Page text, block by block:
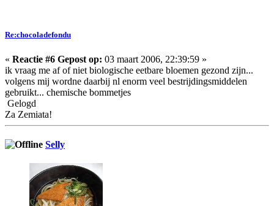
Re:chocoladefondu
« Reactie #6 Gepost op: 03 maart 2006, 22:39:59 »
ik vraag me af of niet biologische eetbare bloemen gezond zijn...
volgens mij wordne daarbij nl enorm veel bestrijdingsmiddelen
gebruikt... chemische bommetjes
Gelogd
Za Zemiata!
Selly